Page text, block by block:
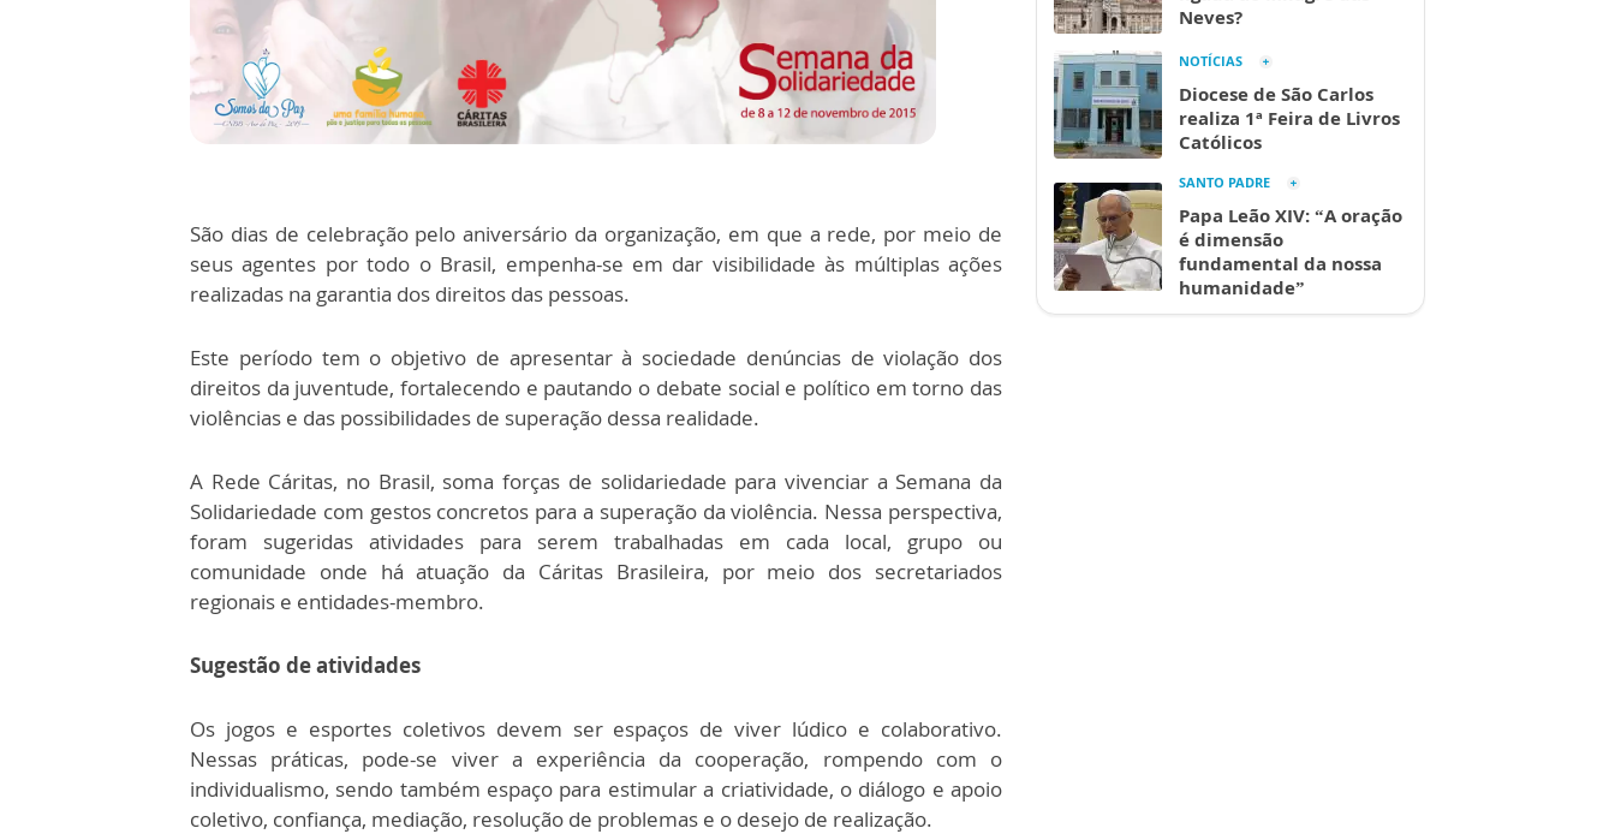
São dias de celebração pelo aniversário da organização, em que a rede, por meio de
seus agentes por todo o Brasil, empenha-se em dar visibilidade às múltiplas ações
realizadas na garantia dos direitos das pessoas.
Este período tem o objetivo de apresentar à sociedade denúncias de violação dos
direitos da juventude, fortalecendo e pautando o debate social e político em torno das
violências e das possibilidades de superação dessa realidade.
A Rede Cáritas, no Brasil, soma forças de solidariedade para vivenciar a Semana da
Solidariedade com gestos concretos para a superação da violência. Nessa perspectiva,
foram sugeridas atividades para serem trabalhadas em cada local, grupo ou
comunidade onde há atuação da Cáritas Brasileira, por meio dos secretariados
regionais e entidades-membro.
Sugestão de atividades
Os jogos e esportes coletivos devem ser espaços de viver lúdico e colaborativo.
Nessas práticas, pode-se viver a experiência da cooperação, rompendo com o
individualismo, sendo também espaço para estimular a criatividade, o diálogo e apoio
coletivo, confiança, mediação, resolução de problemas e o desejo de realização.
Neves?
NOTÍCIAS
Diocese de São Carlos
realiza 1ª Feira de Livros
Católicos
SANTO PADRE
Papa Leão XIV: “A oração
é dimensão
fundamental da nossa
humanidade”